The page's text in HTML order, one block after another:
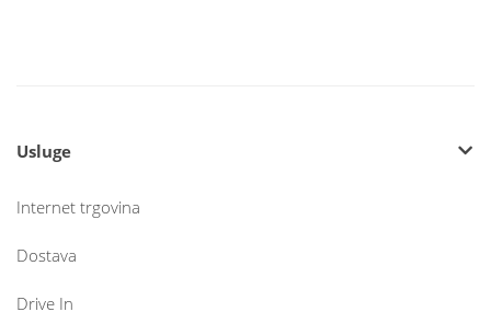
Usluge
Internet trgovina
Dostava
Drive In